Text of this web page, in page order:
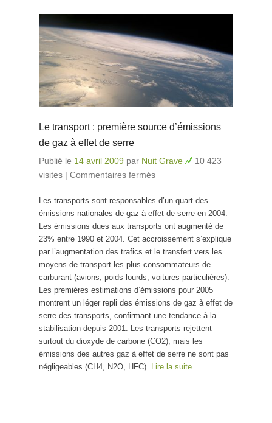
Le transport : première source d’émissions
de gaz à effet de serre
Publié le 14 avril 2009 par Nuit Grave
10 423
visites | Commentaires fermés
d’émissions de gaz à
effet de serre
Les transports sont responsables d’un quart des
émissions nationales de gaz à effet de serre en 2004.
Les émissions dues aux transports ont augmenté de
23% entre 1990 et 2004. Cet accroissement s’explique
par l’augmentation des trafics et le transfert vers les
moyens de transport les plus consommateurs de
carburant (avions, poids lourds, voitures particulières).
Les premières estimations d’émissions pour 2005
montrent un léger repli des émissions de gaz à effet de
serre des transports, confirmant une tendance à la
stabilisation depuis 2001. Les transports rejettent
surtout du dioxyde de carbone (CO2), mais les
émissions des autres gaz à effet de serre ne sont pas
négligeables (CH4, N2O, HFC). Lire la suite…